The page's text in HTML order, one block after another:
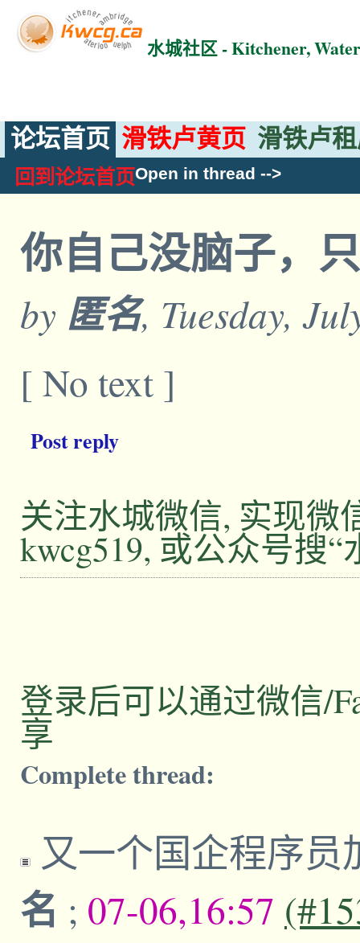
水城社区 - Kitchener,
论坛首页 滑铁卢黄页 滑铁卢
回到论坛首页Open in thread -->
你自己没脑子，
by 匿名, Tuesday,
[ No text ]
Post reply
关注水城微信, 实现微
kwcg519, 或公众号搜“
登录后可以通过微信/
享
Complete thread:
又一个国企程序
名 ; 07-06,16:57